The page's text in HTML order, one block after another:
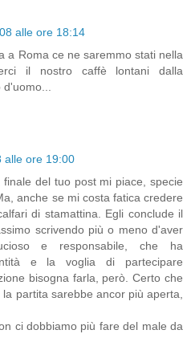
alle ore 18:14
a Roma ce ne saremmo stati nella
il nostro caffè lontani dalla
alle ore 19:00
del tuo post mi piace, specie
anche se mi costa fatica credere
di stamattina. Egli conclude il
scrivendo più o meno d'aver
e responsabile, che ha
e la voglia di partecipare
bisogna farla, però. Certo che
partita sarebbe ancor più aperta,
ci dobbiamo più fare del male da